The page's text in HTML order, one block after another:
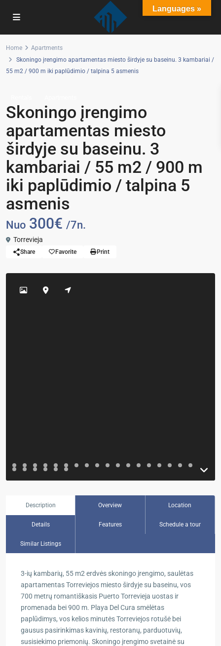
Home
Apartments
Skoningo įrengimo apartamentas miesto širdyje su baseinu. 3 kambariai /
55 m2 / 900 m iki paplūdimio / talpina 5 asmenis
Skoningo įrengimo
apartamentas miesto
širdyje su baseinu. 3
kambariai / 55 m2 / 900 m
iki paplūdimio / talpina 5
asmenis
Nuo 300€ /7n.
Torrevieja
Share Favorite Print
Description Overview Location
Details Features Schedule a tour
Similar Listings
3-ių kambarių, 55 m2 erdvės skoningo įrengimo, saulėtas
apartamentas Torreviejos miesto širdyje su baseinu, vos
700 metrų romantiškasis Puerto Torrevieja uostas ir
promenada bei 900 m. Playa Del Cura smėlėtas
paplūdimys, vos kelios minutės Torreviejos rotušė bei
gausus pasirinkimas kavinių, restoranų, parduotuvių,
susisiekimo priemonių. Skoningo įrengimo svetainė su
Languages »